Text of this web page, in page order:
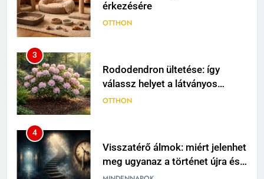
érkezésére
OTTHON
3
Rododendron ültetése: így
válassz helyet a látványos
virágzáshoz
OTTHON
4
Visszatérő álmok: miért jelenhet
meg ugyanaz a történet újra és
újra?